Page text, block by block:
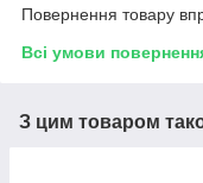
Повернення товару
Всі умови
З цим товаром